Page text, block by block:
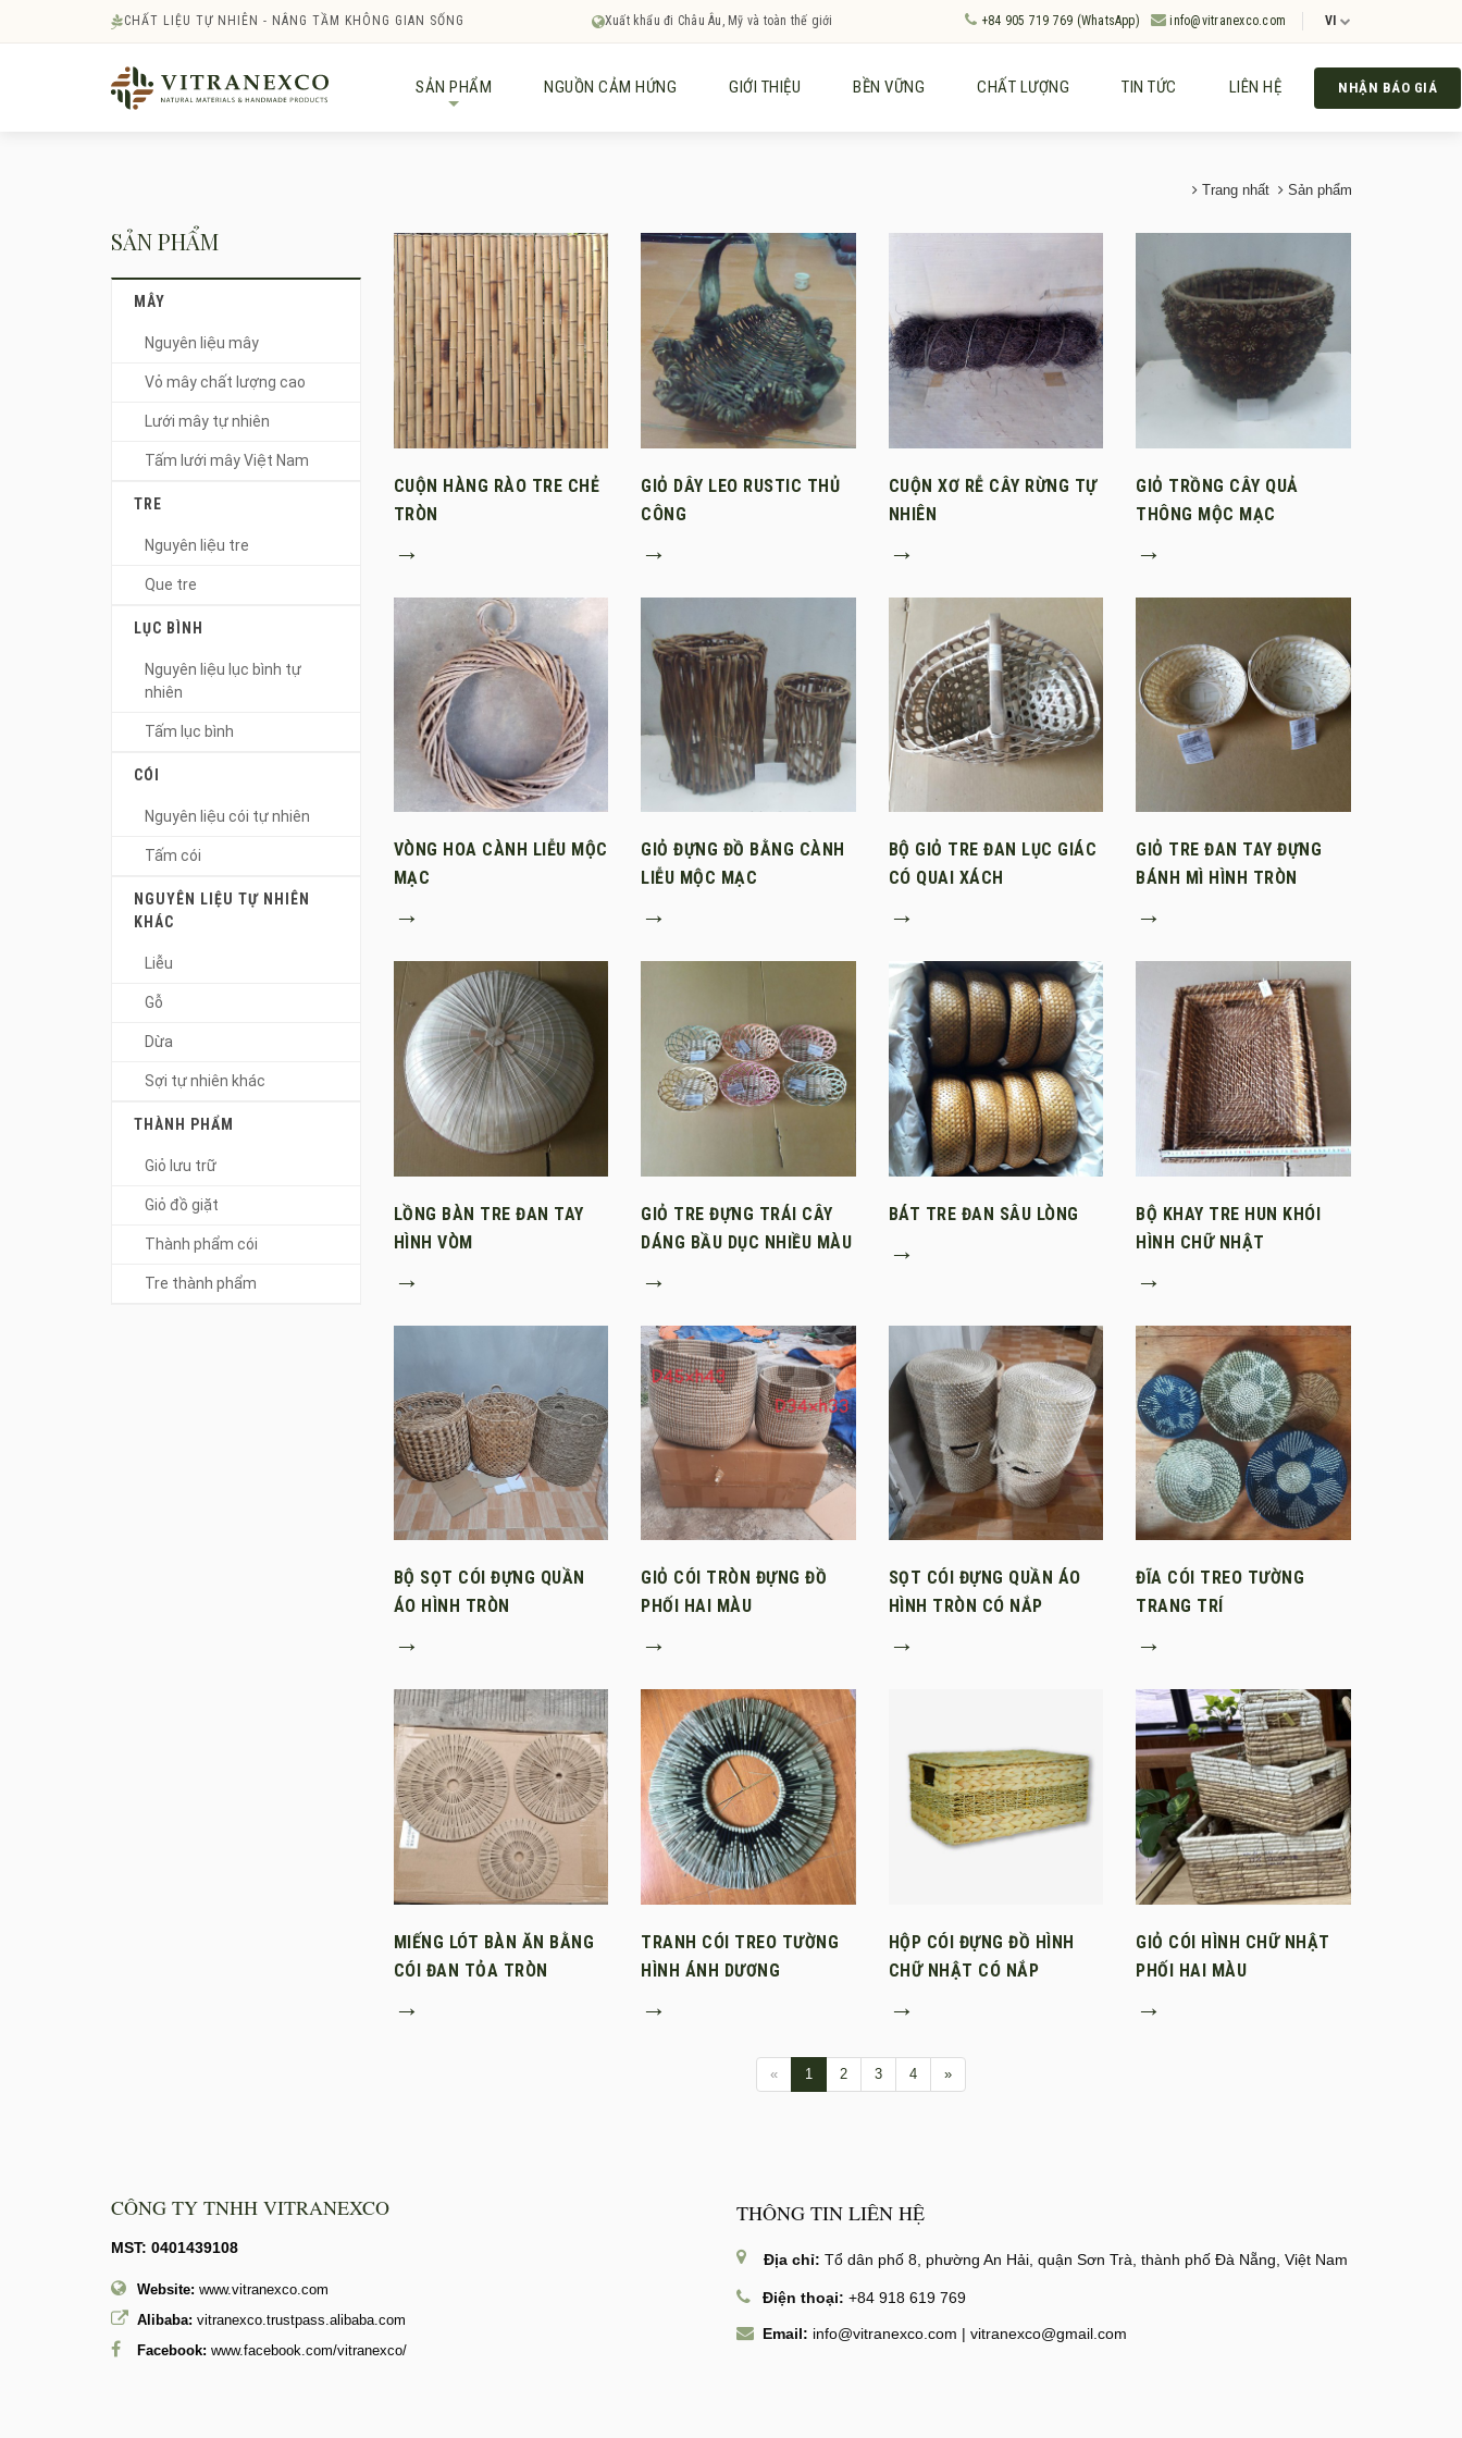
CHẤT LIỆU TỰ NHIÊN - NÂNG TẦM KHÔNG GIAN SỐNG Xuất khẩu đi Châu Âu, Mỹ và toàn thế giới +84 905 719 769 (WhatsApp) info@vitranexco.com VI
SẢN PHẨM NGUỒN CẢM HỨNG GIỚI THIỆU BỀN VỮNG CHẤT LƯỢNG TIN TỨC LIÊN HỆ NHẬN BÁO GIÁ
Trang nhất Sản phẩm
CUỘN HÀNG RÀO TRE CHẺ
TRÒN
→
GIỎ DÂY LEO RUSTIC THỦ
CÔNG
→
CUỘN XƠ RỄ CÂY RỪNG TỰ
NHIÊN
→
GIỎ TRỒNG CÂY QUẢ
THÔNG MỘC MẠC
→
VÒNG HOA CÀNH LIỄU MỘC
MẠC
→
GIỎ ĐỰNG ĐỒ BẰNG CÀNH
LIỄU MỘC MẠC
→
BỘ GIỎ TRE ĐAN LỤC GIÁC
CÓ QUAI XÁCH
→
GIỎ TRE ĐAN TAY ĐỰNG
BÁNH MÌ HÌNH TRÒN
→
LỒNG BÀN TRE ĐAN TAY
HÌNH VÒM
→
GIỎ TRE ĐỰNG TRÁI CÂY
DÁNG BẦU DỤC NHIỀU MÀU
→
BÁT TRE ĐAN SÂU LÒNG
→
BỘ KHAY TRE HUN KHÓI
HÌNH CHỮ NHẬT
→
BỘ SỌT CÓI ĐỰNG QUẦN
ÁO HÌNH TRÒN
→
GIỎ CÓI TRÒN ĐỰNG ĐỒ
PHỐI HAI MÀU
→
SỌT CÓI ĐỰNG QUẦN ÁO
HÌNH TRÒN CÓ NẮP
→
ĐĨA CÓI TREO TƯỜNG
TRANG TRÍ
→
MIẾNG LÓT BÀN ĂN BẰNG
CÓI ĐAN TỎA TRÒN
→
TRANH CÓI TREO TƯỜNG
HÌNH ÁNH DƯƠNG
→
HỘP CÓI ĐỰNG ĐỒ HÌNH
CHỮ NHẬT CÓ NẮP
→
GIỎ CÓI HÌNH CHỮ NHẬT
PHỐI HAI MÀU
→
« 1 2 3 4 »
SẢN PHẨM
MÂY
Nguyên liệu mây
Vỏ mây chất lượng cao
Lưới mây tự nhiên
Tấm lưới mây Việt Nam
TRE
Nguyên liệu tre
Que tre
LỤC BÌNH
Nguyên liệu lục bình tự
nhiên
Tấm lục bình
CÓI
Nguyên liệu cói tự nhiên
Tấm cói
NGUYÊN LIỆU TỰ NHIÊN
KHÁC
Liễu
Gỗ
Dừa
Sợi tự nhiên khác
THÀNH PHẨM
Giỏ lưu trữ
Giỏ đồ giặt
Thành phẩm cói
Tre thành phẩm
CÔNG TY TNHH VITRANEXCO
MST: 0401439108
Website: www.vitranexco.com
Alibaba: vitranexco.trustpass.alibaba.com
Facebook: www.facebook.com/vitranexco/
THÔNG TIN LIÊN HỆ
Địa chỉ: Tổ dân phố 8, phường An Hải, quận Sơn Trà, thành phố Đà Nẵng, Việt Nam
Điện thoại: +84 918 619 769
Email: info@vitranexco.com | vitranexco@gmail.com